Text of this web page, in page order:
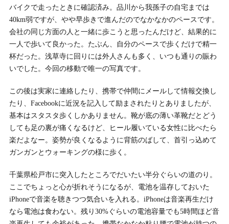
バイクで走ったときに確認済み。品川から我孫子の自宅までは
40km弱ですが、やや早歩きで進んだのでなかなかのペースです。
会社の同じ方面の人と一緒に歩こうと思ったんだけど、結果的に
一人で歩いて良かった。たぶん、自分のペースで歩くだけで精一
杯だった。浅草寺に回りには外人さんも多く、いつも通りの賑わ
いでした。今回の移動で唯一の写真です。
この後は実家に連絡したり、携帯で仲間にメールして情報交換し
たり、Facebookに近況を記入して励まされたりとありましたが、
基本はスタスタ歩くしかありません。靴が底の薄い革靴だとどう
しても足の裏が痛くなるけど、ヒール履いている女性に比べたら
楽だよなー。姿勢が良くなるように背筋のばして、首引っ込めて
ガンガンとウォーキングの様に歩く。
千葉県松戸市に突入したところでだいたい半分ぐらいの道のり。
ここでちょっと心が折れそうになるが、電池を温存しておいた
iPhoneで音楽を聴きつつ気合いを入れる。iPhoneは音楽再生だけ
なら電池は食わない。残り30%ぐらいの電池容量でも5時間ほど音